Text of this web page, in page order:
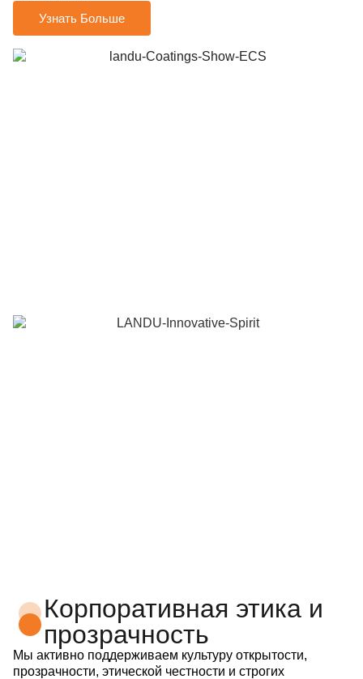
Узнать Больше
Корпоративная этика и
прозрачность
Мы активно поддерживаем культуру открытости,
прозрачности, этической честности и строгих